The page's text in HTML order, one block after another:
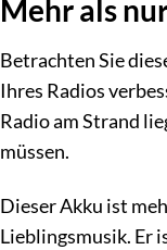
Mehr als
Betrachten Sie
Ihres Radios
Radio am Strand
müssen.
Dieser Akku ist
Lieblingsmusik. Er